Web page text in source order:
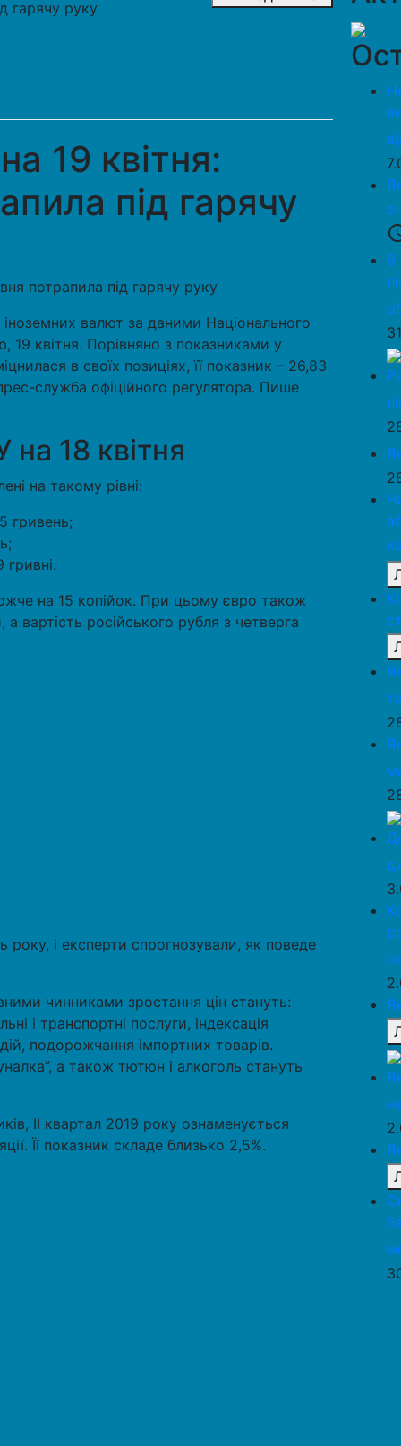
гарячу руку
19 квітня:
під гарячу
валют за даними Національного
19 квітня. Порівняно з показниками у
в своїх позиціях, її показник – 26,83
служба офіційного регулятора. Пише
18 квітня
на такому рівні:
гривень;
гривні.
на 15 копійок. При цьому євро також
а вартість російського рубля з четверга
року, і експерти спрогнозували, як поведе
чинниками зростання цін стануть:
і транспортні послуги, індексація
подорожчання імпортних товарів.
а також тютюн і алкоголь стануть
II квартал 2019 року ознаменується
Її показник складе близько 2,5%.
9